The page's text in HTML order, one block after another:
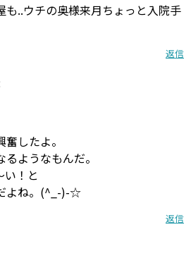
も..ウチの奥様来月ちょっと入院手
返信
したよ。
ようなもんだ。
い！と
よね。(^_-)-☆
返信